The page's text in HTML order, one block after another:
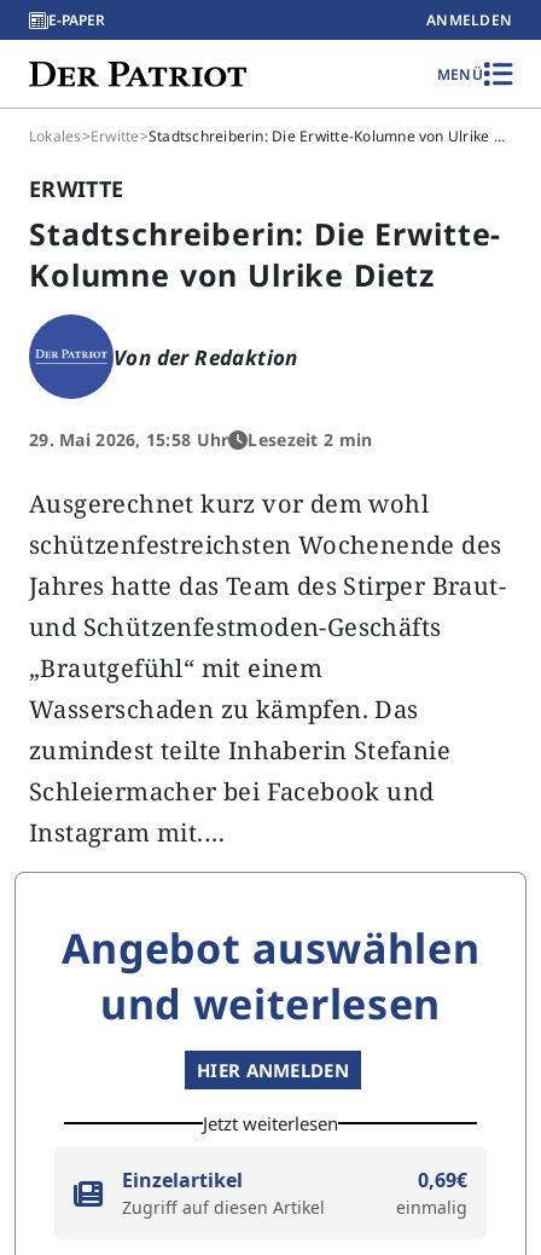
E-PAPER ANMELDEN
MENÜ
Lokales>Erwitte> Stadtschreiberin: Die Erwitte-Kolumne von Ulrike Dietz
ERWITTE
Stadtschreiberin: Die Erwitte-
Kolumne von Ulrike Dietz
Von der Redaktion
29. Mai 2026, 15:58 Uhr Lesezeit 2 min
Ausgerechnet kurz vor dem wohl
schützenfestreichsten Wochenende des
Jahres hatte das Team des Stirper Braut-
und Schützenfestmoden-Geschäfts
„Brautgefühl“ mit einem
Wasserschaden zu kämpfen. Das
zumindest teilte Inhaberin Stefanie
Schleiermacher bei Facebook und
Instagram mit.…
Angebot auswählen
und weiterlesen
HIER ANMELDEN
Jetzt weiterlesen
Einzelartikel
Zugriff auf diesen Artikel
0,69€
einmalig